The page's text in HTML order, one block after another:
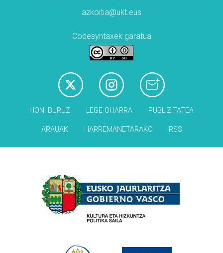
azkoitia@ukt.eus
Codesyntaxek garatua
HONI BURUZ LEGE OHARRA PUBLIZITATEA
ARAUAK HARREMANETARAKO RSS